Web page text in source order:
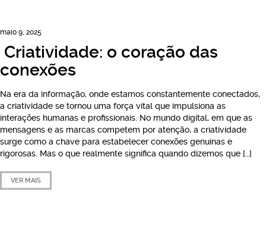
maio 9, 2025
Criatividade: o coração das
conexões
Na era da informação, onde estamos constantemente conectados,
a criatividade se tornou uma força vital que impulsiona as
interações humanas e profissionais. No mundo digital, em que as
mensagens e as marcas competem por atenção, a criatividade
surge como a chave para estabelecer conexões genuínas e
rigorosas. Mas o que realmente significa quando dizemos que […]
VER MAIS